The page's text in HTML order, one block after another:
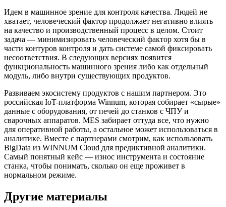
Идем в машинное зрение для контроля качества. Людей не
хватает, человеческий фактор продолжает негативно влиять
на качество и производственный процесс в целом. Стоит
задача — минимизировать человеческий фактор хотя бы в
части контуров контроля и дать системе самой фиксировать
несоответствия. В следующих версиях появится
функциональность машинного зрения либо как отдельный
модуль, либо внутри существующих продуктов.
Развиваем экосистему продуктов с нашим партнером. Это
российская IoT-платформа Winnum, которая собирает «сырые»
данные с оборудования, от печей до станков с ЧПУ и
сварочных аппаратов. MES забирает оттуда все, что нужно
для оперативной работы, а остальное может использоваться в
аналитике. Вместе с партнерами смотрим, как использовать
BigData из WINNUM Cloud для предиктивной аналитики.
Самый понятный кейс — износ инструмента и состояние
станка, чтобы понимать, сколько он еще проживет в
нормальном режиме.
Другие материалы